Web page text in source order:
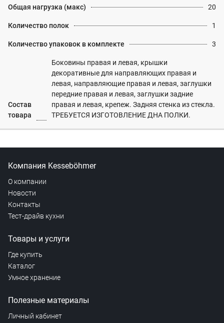
Общая нагрузка (макс) 20
Количество полок 1
Количество упаковок в комплекте 3
Состав
товара
Боковины правая и левая, крышки
декоративные для направляющих правая и
левая, направляющие правая и левая, заглушки
передние правая и левая, заглушки задние
правая и левая, крепеж. Задняя стенка из стекла.
ТРЕБУЕТСЯ ИЗГОТОВЛЕНИЕ ДНА ПОЛКИ.
Компания Kesseböhmer
О компании
Новости
Контакты
Тест-драйв кухни
Товары и услуги
Где купить
Каталог
Умное хранение
Полезные материалы
Личный кабинет